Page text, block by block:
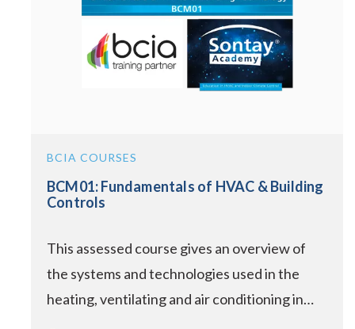
BCIA COURSES
BCM01: Fundamentals of HVAC & Building
Controls
This assessed course gives an overview of
the systems and technologies used in the
heating, ventilating and air conditioning in…